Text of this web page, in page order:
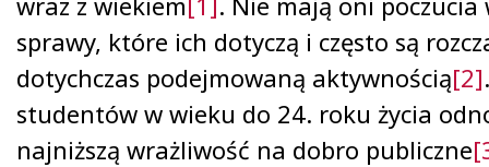
sprawy, które ich dotyczą i często są
dotychczas podejmowaną aktywnością[2]
studentów w wieku do 24. roku życia
najniższą wrażliwość na dobro publiczne